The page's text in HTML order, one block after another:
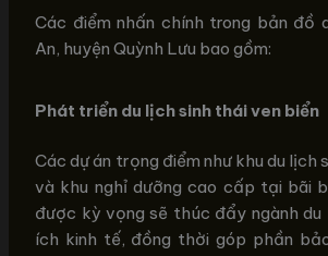
Các điểm nhấn chính trong bản đồ
An, huyện Quỳnh Lưu bao gồm:
Phát triển du lịch sinh thái ven biển
Các dự án trọng điểm như khu du lịch
và khu nghỉ dưỡng cao cấp tại bãi
được kỳ vọng sẽ thúc đẩy ngành du
ích kinh tế, đồng thời góp phần